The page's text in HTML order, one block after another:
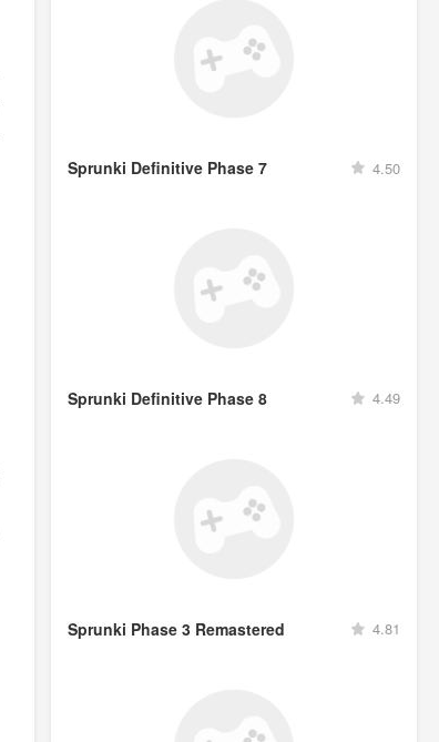
Sprunki Definitive Phase 7 4.50
Sprunki Definitive Phase 8 4.49
Sprunki Phase 3 Remastered 4.81